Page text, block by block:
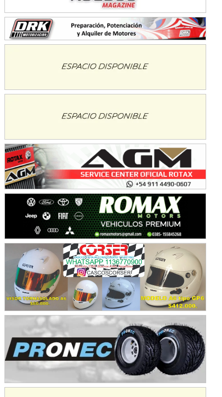
KDO - F6
Ciudad de Trenque Lauquen (Asfalto)
Trenque Lauquen (Buenos Aires)
Parque de la Velocidad (Asfalto)
VICTORIENSE - F7
Victoria (Entre Ríos)
Moto Club Reginense (Tierra)
Gral. E. Godoy (Río Negro)
CSK - F7
Juventud Unida (Tierra)
Humboldt (Santa Fe)
NORESTE SANTAFESINO - F6
Ciudad de Avellaneda (Asfalto)
Avellaneda (Santa Fe)
SUR SANTAFESINO - F4
José Samuel Sánchez (Tierra)
Rufino (Santa Fe)
TUCUMANO - F5
Juan Navarro (Asfalto)
El Timbó (Tucumán)